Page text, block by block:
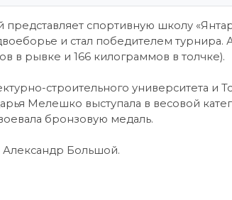
спортивную школу
и стал победителем турнира.
в рывке и 166 килограммов в толчке).
строительного университета и
Мелешко выступала в весовой
бронзовую медаль.
Александр Большой.